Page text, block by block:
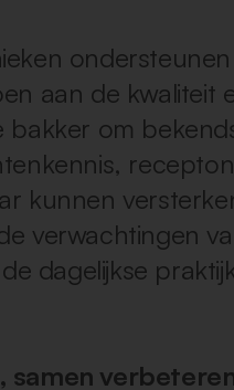
aan de kwaliteit
bakker om
kunnen
verwachtingen
dagelijkse
samen